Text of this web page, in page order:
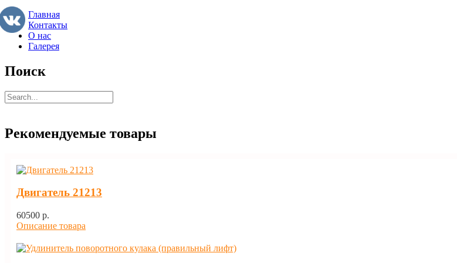
Главная
Контакты
О нас
Галерея
Поиск
Рекомендуемые товары
Двигатель 21213
60500 p.
Описание товара